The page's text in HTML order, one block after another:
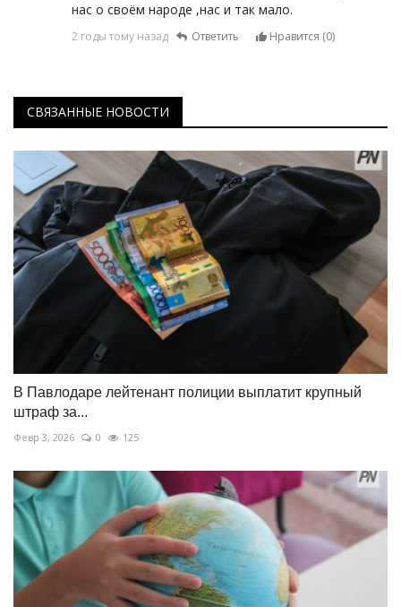
нас о своём народе ,нас и так мало.
2 годы тому назад Ответить Нравится (0)
СВЯЗАННЫЕ НОВОСТИ
В Павлодаре лейтенант полиции выплатит крупный
штраф за...
Февр 3, 2026 0 125